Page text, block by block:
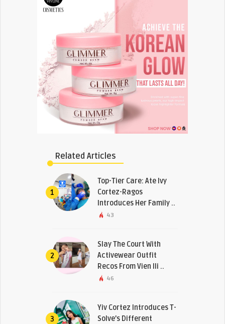
Related Articles
1
Top-Tier Care: Ate Ivy
Cortez-Ragos
Introduces Her Family ..
43
2
Slay The Court With
Activewear Outfit
Recos From Vien Ili ..
46
3
Yiv Cortez Introduces T-
Solve’s Different